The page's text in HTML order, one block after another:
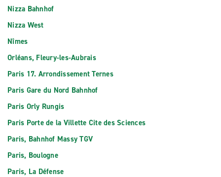
Nizza Bahnhof
Nizza West
Nîmes
Orléans, Fleury-les-Aubrais
Paris 17. Arrondissement Ternes
Paris Gare du Nord Bahnhof
Paris Orly Rungis
Paris Porte de la Villette Cite des Sciences
Paris, Bahnhof Massy TGV
Paris, Boulogne
Paris, La Défense